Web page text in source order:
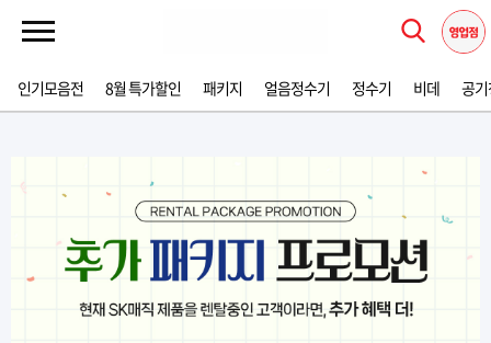
인기모음전 8월 특가할인 패키지 얼음정수기 정수기 비데 공